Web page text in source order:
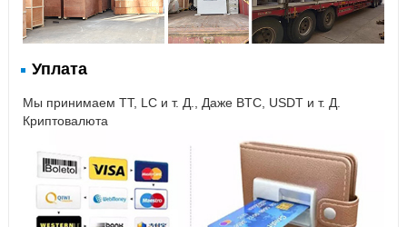
Уплата
Мы принимаем TT, LC и т. Д., Даже BTC, USDT и т. Д.
Криптовалюта